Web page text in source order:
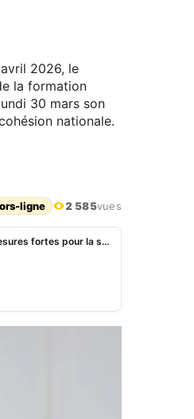
2026, le
la formation
30 mars son
nationale.
ligne 2 585vues
Présidentielle 2026: Paul Hounkpè présente des mesures fortes pour la sécurité, la défense et la cohésion nationale